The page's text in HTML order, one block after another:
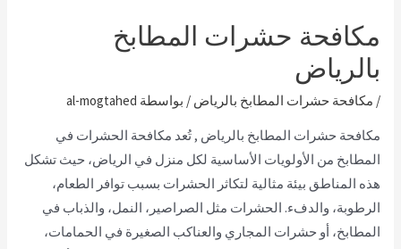
مكافحة حشرات المطابخ
بالرياض
/ مكافحة حشرات المطابخ بالرياض / بواسطة al-mogtahed
مكافحة حشرات المطابخ بالرياض ,تُعد مكافحة الحشرات في
المطابخ من الأولويات الأساسية لكل منزل في الرياض، حيث تشكل
هذه المناطق بيئة مثالية لتكاثر الحشرات بسبب توافر الطعام،
الرطوبة، والدفء. الحشرات مثل الصراصير، النمل، والذباب في
المطابخ، أو حشرات المجاري والعناكب الصغيرة في الحمامات،